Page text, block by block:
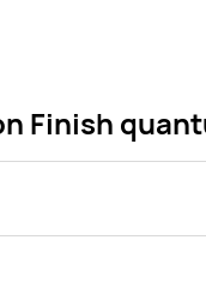
Finish
aktualnie